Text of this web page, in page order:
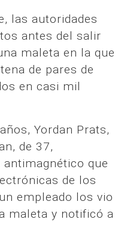
las autoridades
antes del salir
maleta en la que
de pares de
en casi mil
Yordan Prats,
de 37,
que
de los
empleado los vio
maleta y notificó a